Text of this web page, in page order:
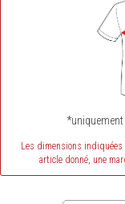
Les dimensions indiquées
article donné, une